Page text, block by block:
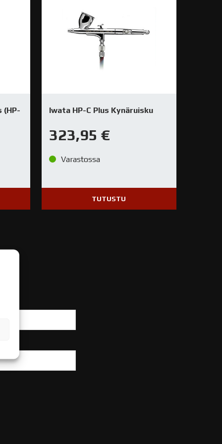
(HP-
Iwata HP-C Plus Kynäruisku
323,95 €
Varastossa
TUTUSTU